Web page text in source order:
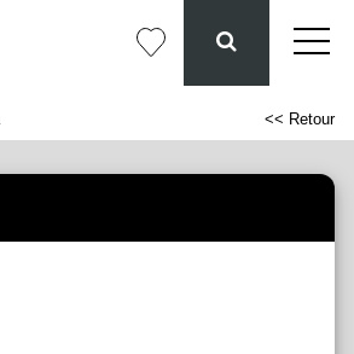
<< Retour